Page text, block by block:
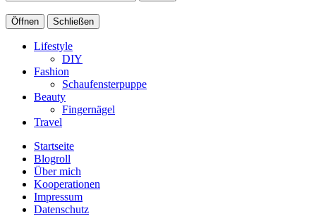
Öffnen Schließen
Lifestyle
DIY
Fashion
Schaufensterpuppe
Beauty
Fingernägel
Travel
Startseite
Blogroll
Über mich
Kooperationen
Impressum
Datenschutz